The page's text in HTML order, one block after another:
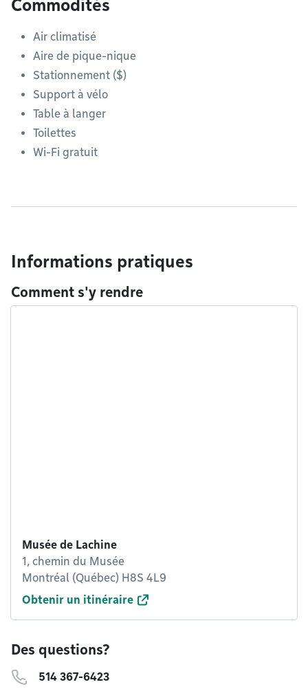
Commodités
Air climatisé
Aire de pique-nique
Stationnement ($)
Support à vélo
Table à langer
Toilettes
Wi-Fi gratuit
Informations pratiques
Comment s'y rendre
Musée de Lachine
1, chemin du Musée
Montréal (Québec) H8S 4L9
Obtenir un itinéraire
Des questions?
514 367-6423